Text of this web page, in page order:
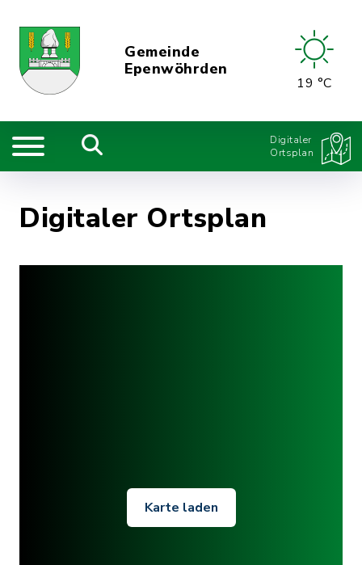
Gemeinde
Epenwöhrden
19 °C
Digitaler
Ortsplan
Digitaler Ortsplan
Karte laden